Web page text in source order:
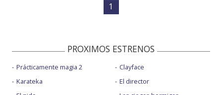
1
PROXIMOS ESTRENOS
Prácticamente magia 2
Karateka
Clayface
El director